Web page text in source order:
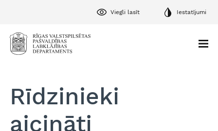
Viegli lasīt Iestatījumi
Rīdzinieki
aicināti